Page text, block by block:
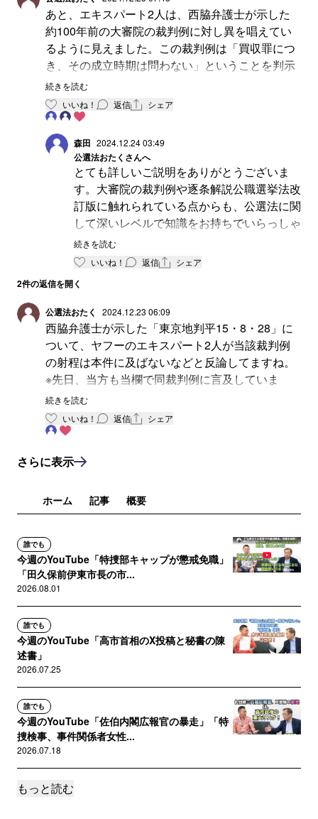
あと、エキスパート2人は、西脇弁護士が示した
約100年前の大審院の裁判例に対し異を唱えてい
るように見えました。この裁判例は「買収罪につ
き、その成立時期は問わない」ということを判示
したものですが、同判示は古くても今もバリバリ
の現役ですよね。というか、公選法罰則解釈の常
識でしょう。同裁判例は現行公選法のコンメンタ
ール「逐条解説公職選挙法改訂版」の下巻１８９
０頁にも掲載されており、同時に同コンメには次
のように記載されています。
“（中略）犯罪行為成立の時期について法はなんら
規定していない点からして、必ずしも法定の選挙
ではなく、本罪制定の趣旨からしても、その犯罪
の性質上、選挙の期日の公示又は告示前若しくは
当該選挙の立候補の届出前においても、本罪が成
立するものと解する。”
エキスパートの福永氏にいたっては、この大審院
の裁判例について「そもそも対価が支払われた根
拠が、状況証拠含めて何も明らかになっていない
云々」記してましたが、そんな個別事案の事情は
どうでもよく、重要なことは、この論点について
は「買収罪につき、その成立時期は問わない」こ
とが、判例・行政実例上確定していることです。
続きを読む
いいね！
返信 シェア
森田 2024.12.24 03:49
公選法おたく さんへ
とても詳しいご説明をありがとうございま
す。大審院の裁判例や逐条解説公職選挙法改
訂版に触れられている点からも、公選法に関
して深いレベルで知識をお持ちでいらっしゃ
るのが伝わってきます。「買収罪につき、そ
の成立時期は問わない」という解釈が判例や
行政実例上確定しているという指摘、大変勉
強になりました。もし差し支えなければ、こ
うした知識をお持ちの背景やご経験について
お伺いしてもよろしいでしょうか？専門的な
視点を知る機会があると、とても参考になり
ますので。
続きを読む
いいね！
返信 シェア
2件の返信を開く
公選法おたく 2024.12.23 06:09
西脇弁護士が示した「東京地判平15・8・28」に
ついて、ヤフーのエキスパート2人が当該裁判例
の射程は本件に及ばないなどと反論してますね。
※先日、当方も当欄で同裁判例に言及していま
す。
この「東京地判平15・8・28」は、判決文中に
載しているのですが、この定義は最高裁第一小法
す。以下その定義部分を同最判から抜粋。
民に対し直接に投票を勧誘する行為又は自らの判
断に基づいて積極的に投票を得又は得させるため
に直接、間接に必要、有利なことをするような行
となく、『専ら』それ以外の労務に従事する者を
さすものと解すべきことになる。 ” ※二重鉤括
要するに、「選挙運動のために使用する労務者」
というためには、「専ら」選挙運動以外の労務に
従事していなければならないということですよ
ね。つまるところ、「労務者と選挙運動者は同一
人が兼ねることはできない」という「東京地判平
15・8・28」の判示と同旨です。
続きを読む
いいね！
返信 シェア
さらに表示
ホーム 記事 概要
誰でも
今週のYouTube「特捜部キャップが懲戒免職」
「田久保前伊東市長の市...
2026.08.01
誰でも
今週のYouTube「高市首相のX投稿と秘書の陳
述書」
2026.07.25
誰でも
今週のYouTube「佐伯内閣広報官の暴走」「特
捜検事、事件関係者女性...
2026.07.18
誰でも
もっと読む